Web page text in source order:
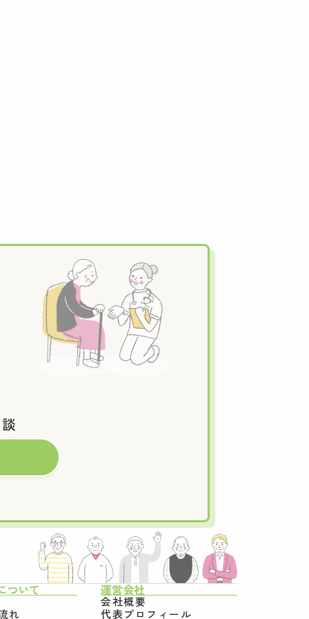
ついて
れ
運営会社
会社概要
代表プロフィール